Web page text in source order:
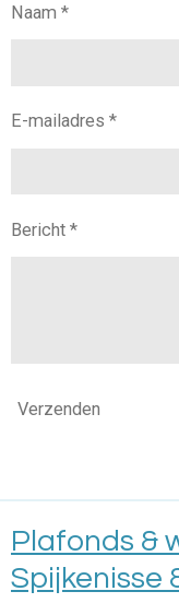
Naam *
E-mailadres *
Bericht *
Verzenden
Plafonds &
Spijkenisse